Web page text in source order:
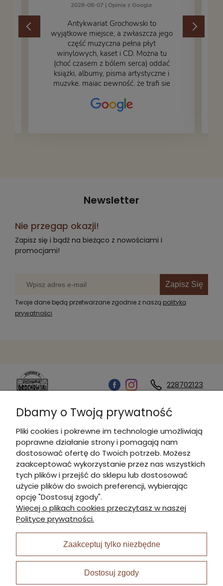
2026-08-07 | Opinia z Google
​Antykwariat Grochowski to
wyjątkowe miejsce, a zwłaszcza jego
część muzyczna pełna płyt
winylowych, kaset i CD. Można tu
(choć czasem z bólem serca) oddać
książki, albumy, pisma artystyczne i
muzykę, mając pewność, że trafi się
– nasze książki w trakcie
przepakowywania. Część oddaliśmy
Newsletter
Nie przegap okazji!
Zapisz się i bądź na bieżąco z nowościami i
promocjami!
Zapisz Się
Twoje dane będą przetwarzane zgodnie z naszą polityką
prywatności
228702123
Kontakt
Informacje
Płatności i dostawa
Moje konto
I Nagroda w plabiscycie:
Dbamy o Twoją prywatność
Pliki cookies i pokrewne im technologie umożliwiają
poprawne działanie strony i pomagają nam
dostosować ofertę do Twoich potrzeb. Możesz
zaakceptować wykorzystanie przez nas wszystkich
tych plików i przejść do sklepu lub dostosować
użycie plików do swoich preferencji, wybierając
opcję "Dostosuj zgody".
Więcej o plikach cookies przeczytasz w naszej
Polityce prywatności.
Zaakceptuj tylko niezbędne
Dostosuj zgody